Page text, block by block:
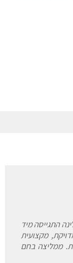
התגייסה מיד
מקצועית
ממליצה בחם